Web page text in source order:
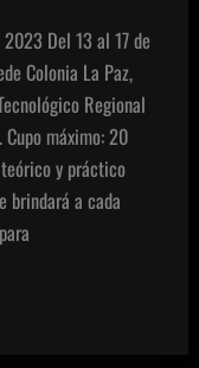
Del 13 al 17 de
Colonia La Paz,
Regional
Cupo máximo: 20
y práctico
brindará a cada